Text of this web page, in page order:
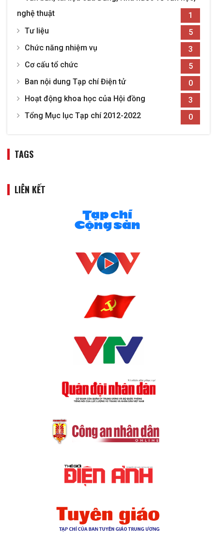
nghệ thuật
1
Tư liệu
5
Chức năng nhiệm vụ
3
Cơ cấu tổ chức
5
Ban nội dung Tạp chí Điện tử
0
Hoạt động khoa học của Hội đồng
3
Tổng Mục lục Tạp chí 2012-2022
0
TAGS
LIÊN KẾT